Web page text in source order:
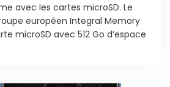
avec les cartes microSD. Le
européen Integral Memory
microSD avec 512 Go d’espace